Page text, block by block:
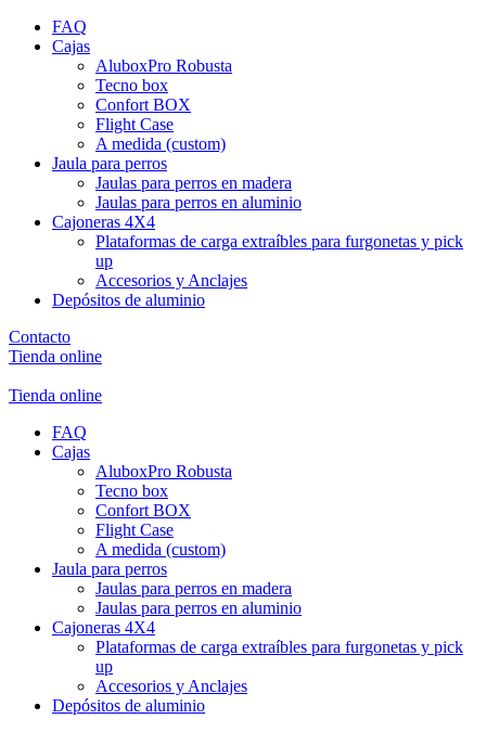
FAQ
Cajas
AluboxPro Robusta
Tecno box
Confort BOX
Flight Case
A medida (custom)
Jaula para perros
Jaulas para perros en madera
Jaulas para perros en aluminio
Cajoneras 4X4
Plataformas de carga extraíbles para furgonetas y pick
up
Accesorios y Anclajes
Depósitos de aluminio
Contacto
Tienda online
Tienda online
FAQ
Cajas
AluboxPro Robusta
Tecno box
Confort BOX
Flight Case
A medida (custom)
Jaula para perros
Jaulas para perros en madera
Jaulas para perros en aluminio
Cajoneras 4X4
Plataformas de carga extraíbles para furgonetas y pick
up
Accesorios y Anclajes
Depósitos de aluminio